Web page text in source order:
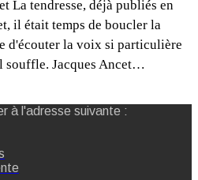
La tendresse, déjà publiés en
il était temps de boucler la
d'écouter la voix si particulière
souffle. Jacques Ancet…
à l'adresse suivante :